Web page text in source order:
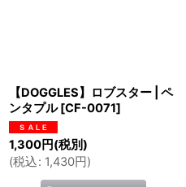
【DOGGLES】ロブスター | ペ
ンタプル [CF-0071]
1,300円(税別)
(税込: 1,430円 )